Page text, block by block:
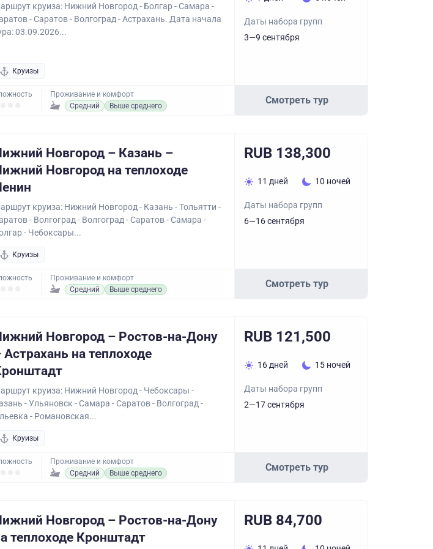
круиза: Нижний Новгород - Болгар - Самара -
- Саратов - Волгоград - Астрахань. Дата начала
03.09.2026...
Круизы
Проживание и комфорт
Средний
Выше среднего
Даты набора групп
3—9 сентября
Смотреть тур
Новгород – Казань –
Новгород на теплоходе
круиза: Нижний Новгород - Казань - Тольятти -
- Волгоград - Волгоград - Саратов - Самара -
- Чебоксары...
Круизы
Проживание и комфорт
Средний
Выше среднего
RUB 138,300
11 дней 10 ночей
Даты набора групп
6—16 сентября
Смотреть тур
Новгород – Ростов-на-Дону
Астрахань на теплоходе
круиза: Нижний Новгород - Чебоксары -
- Ульяновск - Самара - Саратов - Волгоград -
- Романовская...
Круизы
Проживание и комфорт
Средний
Выше среднего
RUB 121,500
16 дней 15 ночей
Даты набора групп
2—17 сентября
Смотреть тур
Новгород – Ростов-на-Дону
теплоходе Кронштадт
RUB 84,700